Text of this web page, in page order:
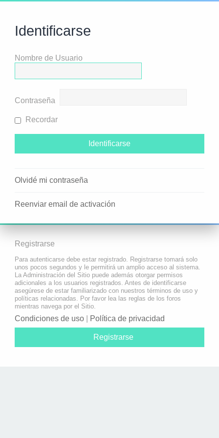
Identificarse
Nombre de Usuario
Contraseña
Recordar
Olvidé mi contraseña
Reenviar email de activación
Registrarse
Para autenticarse debe estar registrado. Registrarse tomará solo
unos pocos segundos y le permitirá un amplio acceso al sistema.
La Administración del Sitio puede además otorgar permisos
adicionales a los usuarios registrados. Antes de identificarse
asegúrese de estar familiarizado con nuestros términos de uso y
políticas relacionadas. Por favor lea las reglas de los foros
mientras navega por el Sitio.
Condiciones de uso Política de privacidad
Registrarse